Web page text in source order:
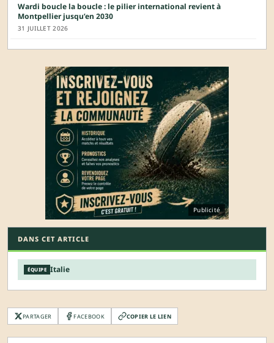
Wardi boucle la boucle : le pilier international revient à
Montpellier jusqu’en 2030
31 JUILLET 2026
Publicité
DANS CET ARTICLE
ÉQUIPE Italie
PARTAGER FACEBOOK COPIER LE LIEN